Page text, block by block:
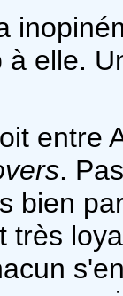
elle.
entre
.
bien
très